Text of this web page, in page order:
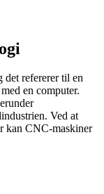
refererer til en
en computer.
Ved at
kan CNC-maskiner